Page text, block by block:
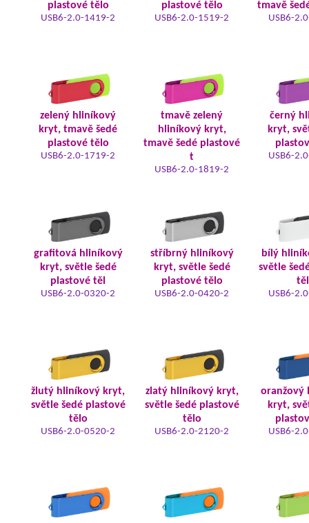
plastové tělo
USB6-2.0-1419-2
plastové tělo
USB6-2.0-1519-2
tmavě
USB6-
zelený hliníkový
kryt, tmavě šedé
plastové tělo
USB6-2.0-1719-2
tmavě zelený
hliníkový kryt,
tmavě šedé plastové
t
USB6-2.0-1819-2
černý
kryt,
USB6-
grafitová hliníkový
kryt, světle šedé
plastové těl
USB6-2.0-0320-2
stříbrný hliníkový
kryt, světle šedé
plastové tělo
USB6-2.0-0420-2
bílý
světle
USB6-
žlutý hliníkový kryt,
světle šedé plastové
tělo
USB6-2.0-0520-2
zlatý hliníkový kryt,
světle šedé plastové
tělo
USB6-2.0-2120-2
oranžový
kryt,
USB6-